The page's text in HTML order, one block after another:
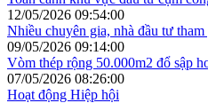
12/05/2026 09:54:00
Nhiều chuyên gia, nhà đầu tư
09/05/2026 09:14:00
Vòm thép rộng 50.000m2 đổ sập
07/05/2026 08:26:00
Hoạt động Hiệp hội